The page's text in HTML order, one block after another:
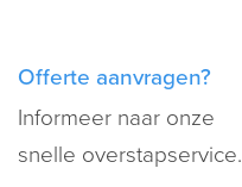
Offerte aanvragen?
Informeer naar onze
snelle overstapservice.